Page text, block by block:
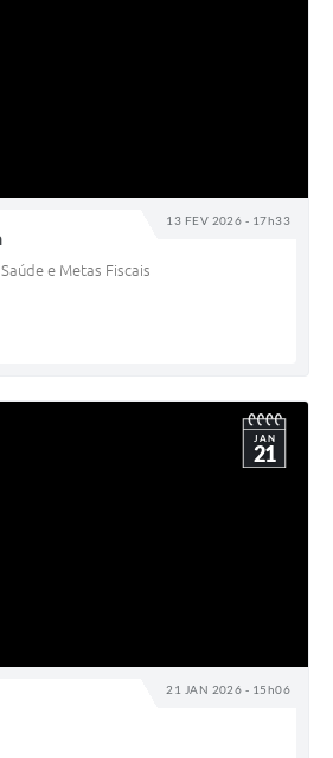
13 FEV 2026 - 17h33
e Metas Fiscais
21 JAN 2026 - 15h06
JAN
21